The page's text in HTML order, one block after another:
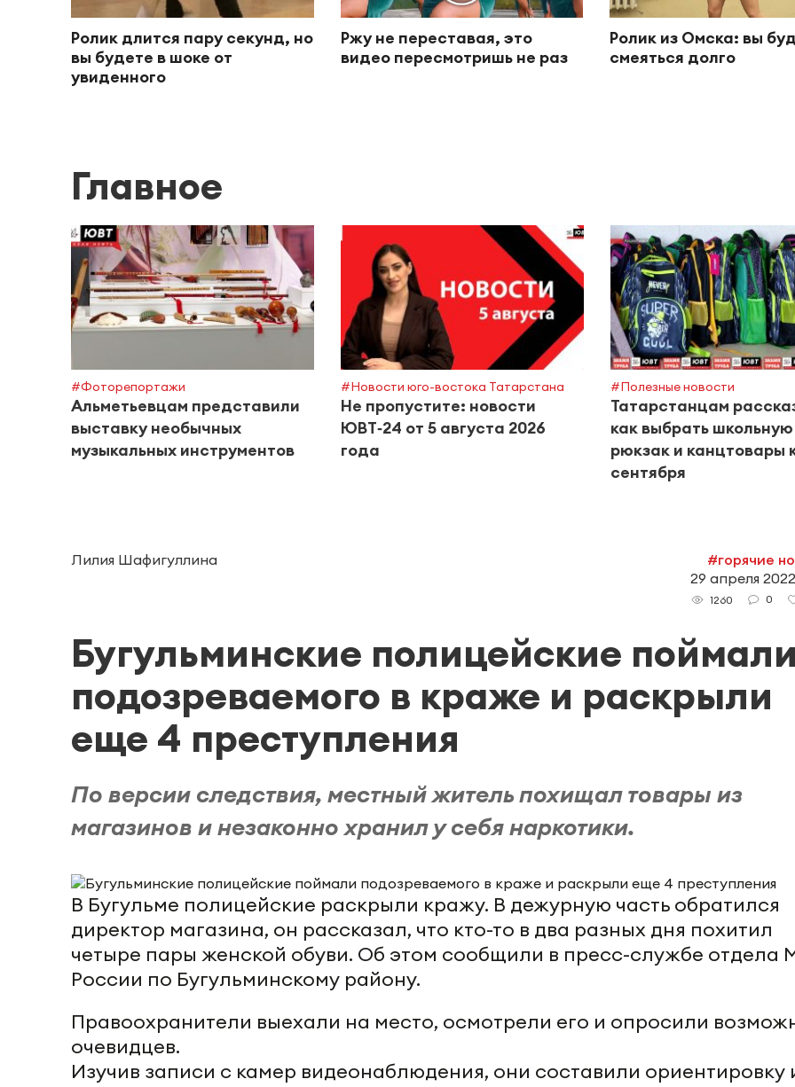
Ролик длится пару секунд, но
вы будете в шоке от
увиденного
Ржу не переставая, это
видео пересмотришь не раз
Ролик из Омска: вы
смеяться долго
Главное
#Фоторепортажи
Альметьевцам представили
выставку необычных
музыкальных инструментов
#Новости юго-востока Татарстана
Не пропустите: новости
ЮВТ‑24 от 5 августа 2026
года
#Полезные новости
Татарстанцам
как выбрать
рюкзак и канцтовары
сентября
Лилия Шафигуллина
#горячие
29 апреля
1260 0
Бугульминские полицейские
подозреваемого в краже и раскрыли
еще 4 преступления
По версии следствия, местный житель похищал товары из
магазинов и незаконно хранил у себя наркотики.
В Бугульме полицейские раскрыли кражу. В дежурную часть обратился
директор магазина, он рассказал, что кто-то в два разных дня похитил
четыре пары женской обуви. Об этом сообщили в пресс-службе отдела
России по Бугульминскому району.
Правоохранители выехали на место, осмотрели его и опросили
очевидцев.
Изучив записи с камер видеонаблюдения, они составили ориентировку